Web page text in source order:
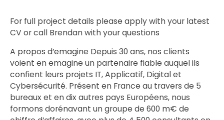
For full project details please apply with your latest
CV or call Brendan with your questions
A propos d’emagine Depuis 30 ans, nos clients
voient en emagine un partenaire fiable auquel ils
confient leurs projets IT, Applicatif, Digital et
Cybersécurité. Présent en France au travers de 5
bureaux et en dix autres pays Européens, nous
formons dorénavant un groupe de 600 m€ de